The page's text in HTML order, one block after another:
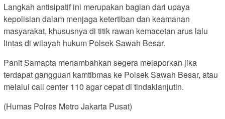
Langkah antisipatif ini merupakan bagian dari upaya
kepolisian dalam menjaga ketertiban dan keamanan
masyarakat, khususnya di titik rawan kemacetan arus lalu
lintas di wilayah hukum Polsek Sawah Besar.
Panit Samapta menambahkan segera melaporkan jika
terdapat gangguan kamtibmas ke Polsek Sawah Besar, atau
melalui call center 110 agar cepat di tindaklanjutin.
(Humas Polres Metro Jakarta Pusat)